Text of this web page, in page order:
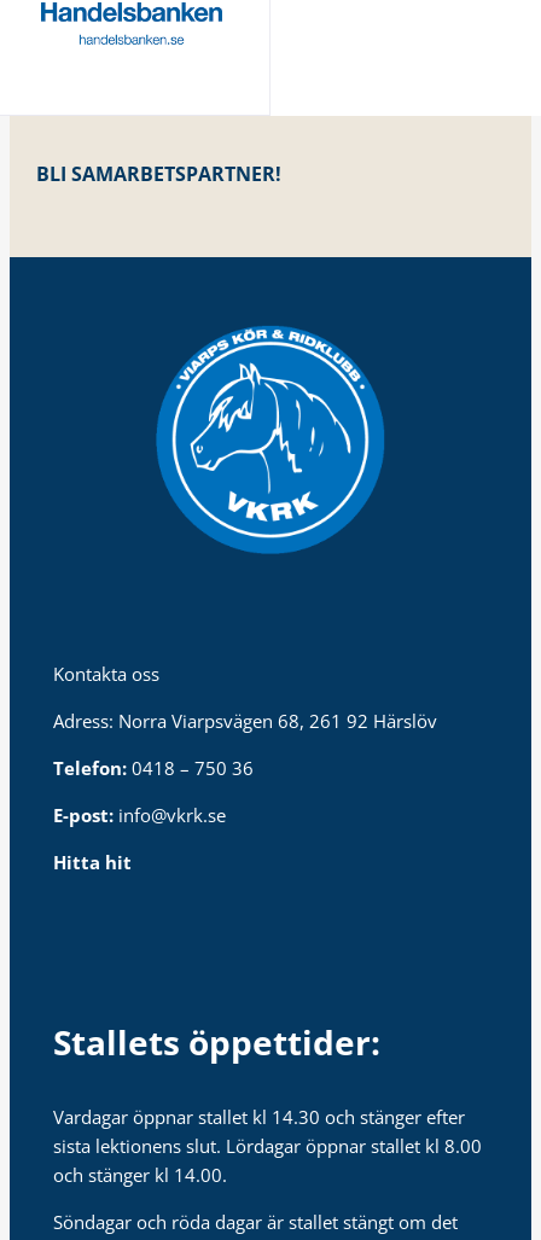
BLI SAMARBETSPARTNER!
Kontakta oss
Adress: Norra Viarpsvägen 68, 261 92 Härslöv
Telefon: 0418 – 750 36
E-post: info@vkrk.se
Hitta hit
Stallets öppettider:
Vardagar öppnar stallet kl 14.30 och stänger efter
sista lektionens slut. Lördagar öppnar stallet kl 8.00
och stänger kl 14.00.
Söndagar och röda dagar är stallet stängt om det